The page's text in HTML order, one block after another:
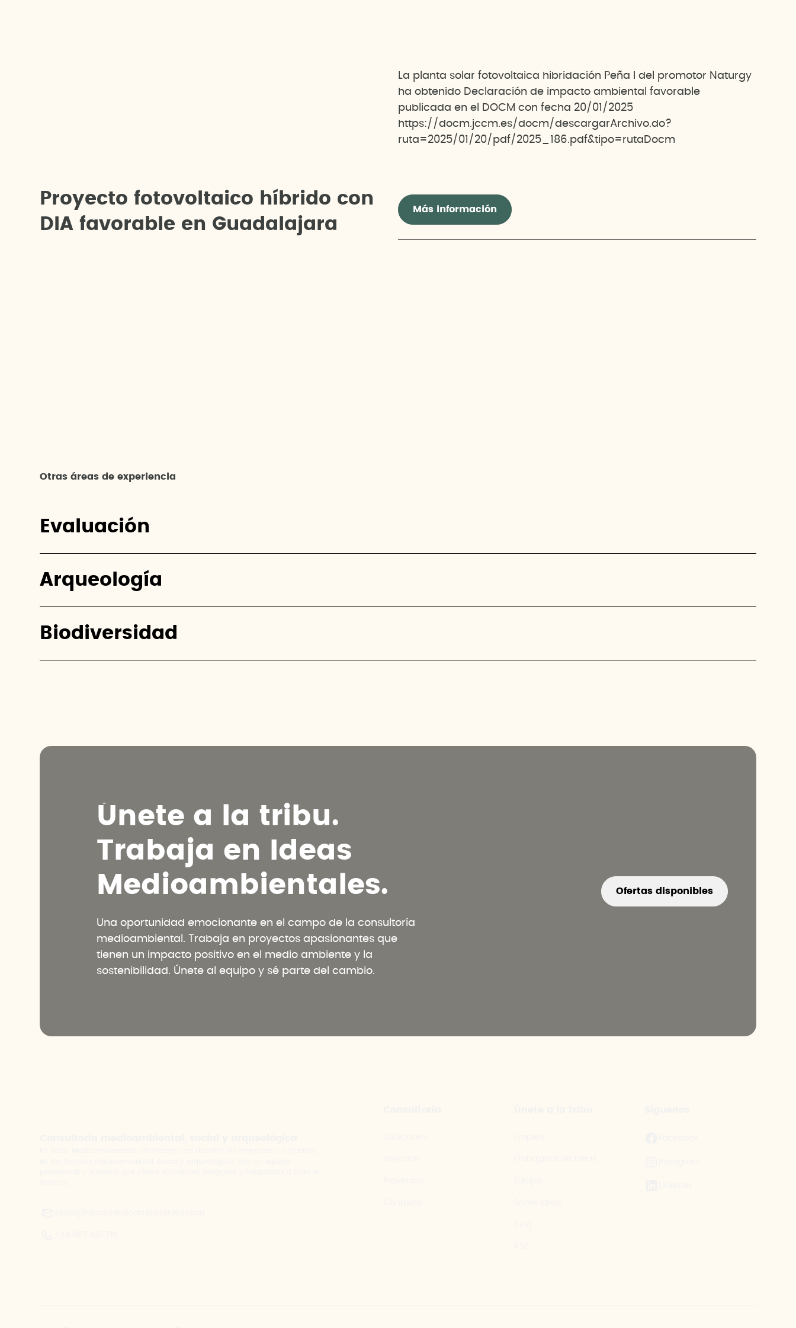
Proyecto fotovo taico hí brid o con
D IA favora b e en Guad a ajara
La planta solar fotovoltaica hibridación Peña I del promotor Naturgy
ha obtenido Declaración de impacto ambiental favorable
publicada en el DOCM con fecha 20/01/2025
https://docm.jccm.es/docm/descargarArchivo.do?
ruta=2025/01/20/pdf/2025_186.pdf&tipo=rutaDocm
Más información
Otras áreas de experiencia
Evaluación
Arqueología
Biodiversidad
Únete a a tribu.
Trabaja en deas
M edioambienta es.
Una oportunidad emocionante en el campo de la consultoría
medioambiental. Trabaja en proyectos apasionantes que
tienen un impacto positivo en el medio ambiente y la
sostenibilidad. Únete al equipo y sé parte del cambio.
Ofertas disponibles